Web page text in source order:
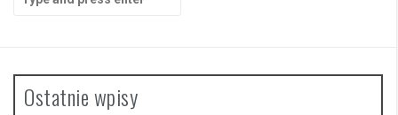
for:
Ostatnie wpisy